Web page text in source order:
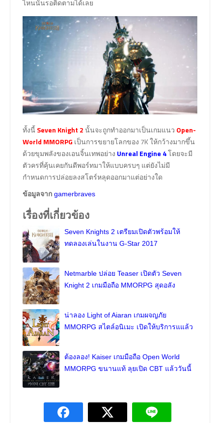
ไหนนั้นรอติดตามได้เลย
ทั้งนี้ Seven Knight 2นั้นจะถูกทำออกมาเป็นเกมแนว Open-
World MMORPG เป็นการขยายโลกของ 7K ให้กว้างมากขึ้น
ด้วยขุมพลังของเอนจิ้นเทพอย่าง Unreal Engine 4โดยจะมี
ตัวครที่คุ้นเคยกันดีพอร์ทมาให้แบบครบๆ แต่ยังไม่มี
กำหนดการปล่อยลงสโตร์หลุดออกมาแต่อย่างใด
ข้อมูลจาก gamerbraves
เรื่องที่เกี่ยวข้อง
Seven Knights 2 เตรียมเปิดตัวพร้อมให้
ทดลองเล่นในงาน G-Star 2017
Netmarble ปล่อย Teaser เปิดตัว Seven
Knight 2 เกมมือถือ MMORPG สุดอลัง
น่าลอง Light of Aiaran เกมผจญภัย
MMORPG สไตล์อนิเมะ เปิดให้บริการแแล้ว
ต้องลอง! Kaiser เกมมือถือ Open World
MMORPG ขนานแท้ ลุยเปิด CBT แล้ววันนี้